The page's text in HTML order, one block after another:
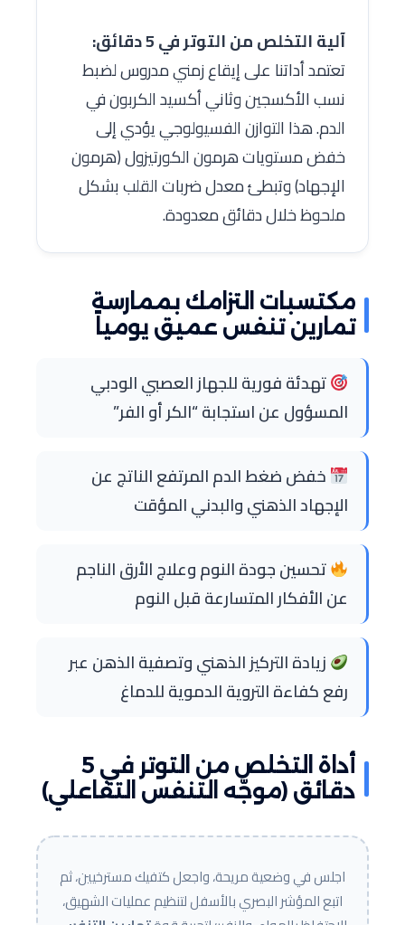
آلية التخلص من التوتر في 5 دقائق:
تعتمد أداتنا على إيقاع زمني مدروس لضبط
نسب الأكسجين وثاني أكسيد الكربون في
الدم. هذا التوازن الفسيولوجي يؤدي إلى
خفض مستويات هرمون الكورتيزول (هرمون
الإجهاد) وتبطئ معدل ضربات القلب بشكل
ملحوظ خلال دقائق معدودة.
مكتسبات التزامك بممارسة
تمارين تنفس عميق يومياً
تهدئة فورية للجهاز العصبي الودبي
المسؤول عن استجابة “الكر أو الفر”
خفض ضغط الدم المرتفع الناتج عن
الإجهاد الذهني والبدني المؤقت
تحسين جودة النوم وعلاج الأرق الناجم
عن الأفكار المتسارعة قبل النوم
زيادة التركيز الذهني وتصفية الذهن عبر
رفع كفاءة التروية الدموية للدماغ
أداة التخلص من التوتر في 5
دقائق (موجّه التنفس التفاعلي)
اجلس في وضعية مريحة، واجعل كتفيك مسترخيين، ثم
اتبع المؤشر البصري بالأسفل لتنظيم عمليات الشهيق،